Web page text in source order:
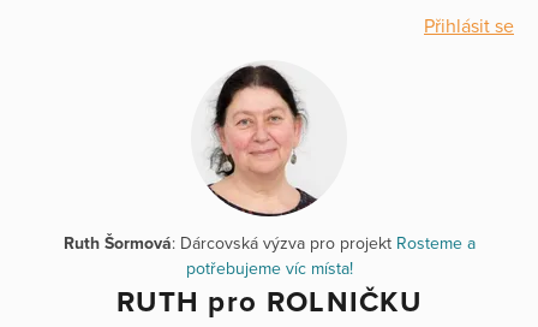
Přihlásit se
Ruth Šormová: Dárcovská výzva pro projekt Rosteme a
potřebujeme víc místa!
RUTH pro ROLNIČKU